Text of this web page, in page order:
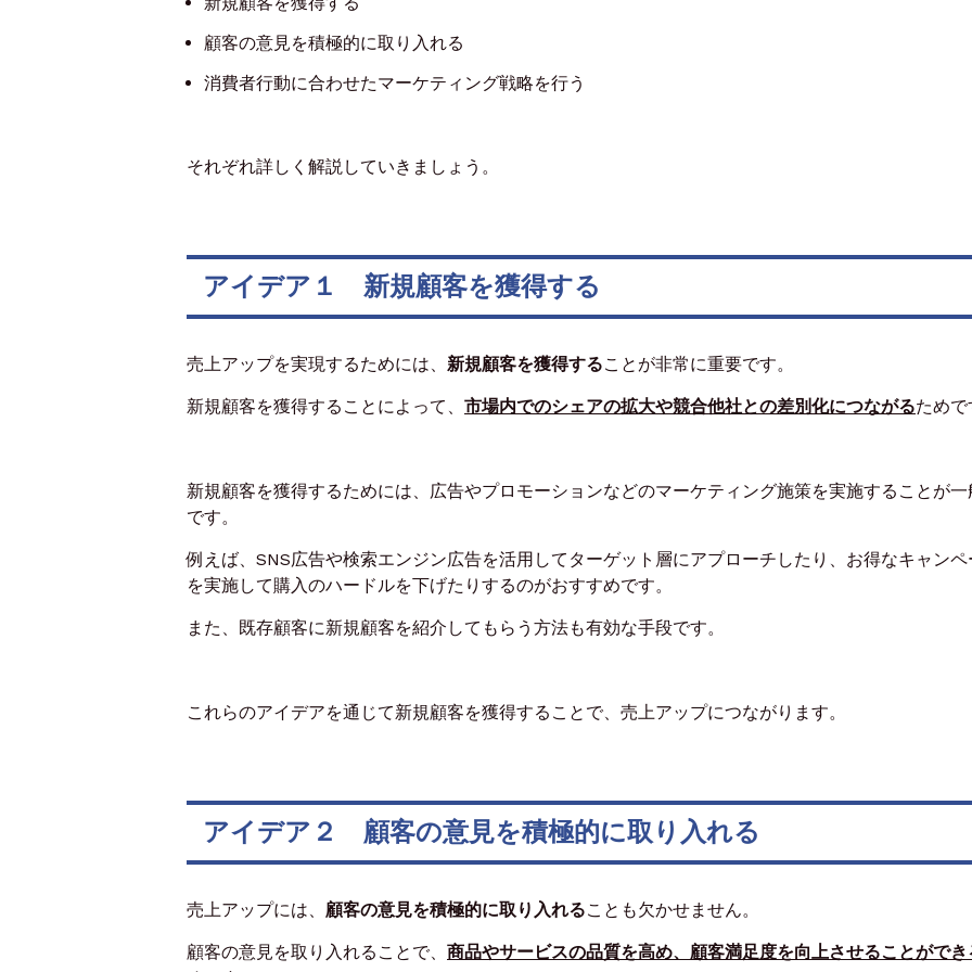
顧客の意見を積極的に取り入れる
消費者行動に合わせたマーケティング戦略を行う
それぞれ詳しく解説していきましょう。
アイデア１ 新規顧客を獲得する
売上アップを実現するためには、 新規顧客を獲得することが非常に重要です。
新規顧客を獲得することによって、 市場内でのシェアの拡大や競合他社との差別化につながるためで
新規顧客を獲得するためには、広告やプロモーションなどのマーケティング施策を実施することが一
です。
例えば、SNS広告や検索エンジン広告を活用してターゲット層にアプローチしたり、お得なキャンペ
を実施して購入のハードルを下げたりするのがおすすめです。
また、既存顧客に新規顧客を紹介してもらう方法も有効な手段です。
これらのアイデアを通じて新規顧客を獲得することで、売上アップにつながります。
アイデア２ 顧客の意見を積極的に取り入れる
売上アップには、 顧客の意見を積極的に取り入れることも欠かせません。
顧客の意見を取り入れることで、 商品やサービスの品質を高め、顧客満足度を向上させることができ